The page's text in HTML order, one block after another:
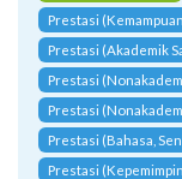
Prestasi
Prestasi (Akademik
Prestasi
Prestasi
Prestasi (Bahasa,
Prestasi